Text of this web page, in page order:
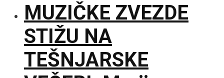
MUZIČKE ZVEZDE
STIŽU NA
TEŠNJARSKE